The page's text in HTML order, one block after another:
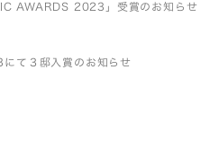
AWARDS 2023」受賞のお知らせ
て３邸入賞のお知らせ